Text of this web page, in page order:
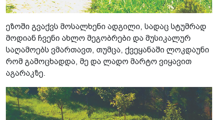
ეზოში გვაქვს მოსალხენი ადგილი, სადაც სტუმრად
მოდიან ჩვენი ახლო მეგობრები და მუსიკალურ
საღამოებს ვმართავთ, თუმცა, ქვეყანაში ლოკდაუნი
რომ გამოცხადდა, მე და ლადო მარტო ვიყავით
აგარაკზე.